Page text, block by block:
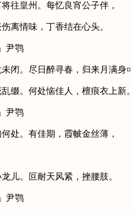
皇州。每忆良宵公子伴，
情味，丁香结在心头。
尹鹗
。尽日醉寻春，归来月满身¤
。何处恼佳人，檀痕衣上新。
尹鹗
。有佳期，霞帔金丝薄，
。叵耐天风紧，挫腰肢。
尹鹗